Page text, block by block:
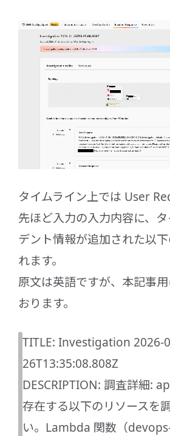
タイムライン上では User
先ほど入力の入力内容に、
デント情報が追加された以
れます。
原文は英語ですが、本記事
おります。
TITLE: Investigation 2026-
26T13:35:08.808Z
DESCRIPTION: 調査詳細:
存在する以下のリソースを
い。Lambda 関数（